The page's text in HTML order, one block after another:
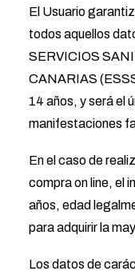
El Usuario
todos aquellos
SERVICIOS
CANARIAS
14 años, y será el
manifestaciones
En el caso de
compra on line, el
años, edad
para adquirir la
Los datos de